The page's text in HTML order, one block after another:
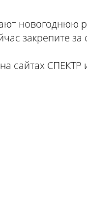
новогоднюю
закрепите за
сайтах